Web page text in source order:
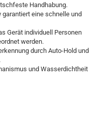
Handhabung.
eine schnelle und
Gerät individuell Personen
werden.
durch Auto-Hold und
und Wasserdichtheit